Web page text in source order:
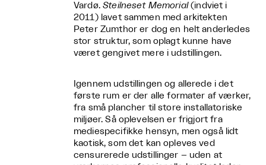
Vardø.Steilneset Memorial(indviet i
2011) lavet sammen med arkitekten
Peter Zumthor er dog en helt anderledes
stor struktur, som oplagt kunne have
været gengivet mere i udstillingen.
Igennem udstillingen og allerede i det
første rum er der alle formater af værker,
fra små plancher til store installatoriske
miljøer. Så oplevelsen er frigjort fra
mediespecifikke hensyn, men også lidt
kaotisk, som det kan opleves ved
censurerede udstillinger – uden at